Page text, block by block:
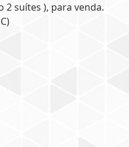
2 suítes ), para venda.